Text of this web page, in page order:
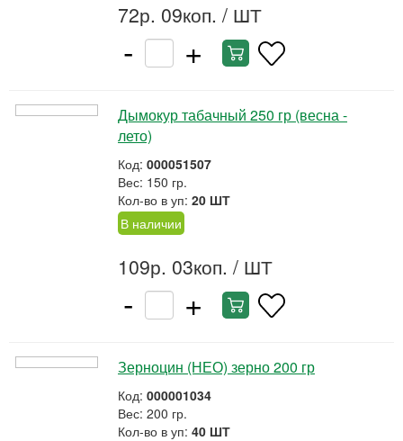
72р. 09коп. / ШТ
- +
Дымокур табачный 250 гр (весна -
лето)
Код: 000051507
Вес: 150 гр.
Кол-во в уп: 20 ШТ
В наличии
109р. 03коп. / ШТ
- +
Зерноцин (НЕО) зерно 200 гр
Код: 000001034
Вес: 200 гр.
Кол-во в уп: 40 ШТ